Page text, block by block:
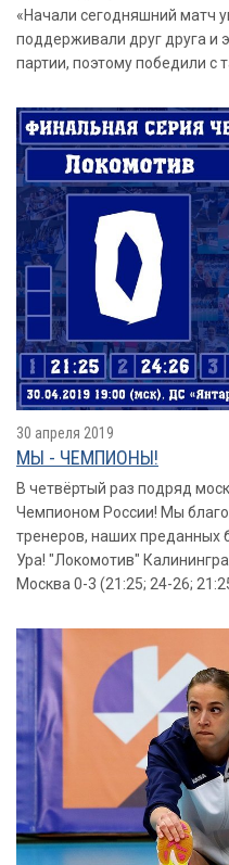
«Начали сегодняшний матч
поддерживали друг друга и
партии, поэтому победили с
30 апреля 2019
МЫ - ЧЕМПИОНЫ!
В четвёртый раз подряд
Чемпионом России! Мы
тренеров, наших преданных
Ура! "Локомотив"
Москва 0-3 (21:25; 24-26;